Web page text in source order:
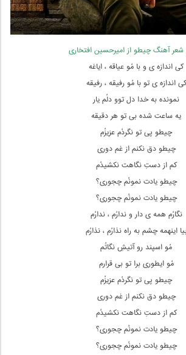
آهنگ چیطو از امیرحسین افتخاری
کی اندازه ی و با مُو عیاقه ، ایاغه
کی اندازه ی تو با مُو رفیقه ، رفیقه
نمونده به خدا دل توو دلُم یار
یه ساعت شده بی تو هر دقیقه
چیطو پی تو نگردُم عزیزُم
چیطو دق نکنم از غم دوری
کم از دستِ نگاهت نکشیدُم
چیطو یادت نمونُم چجوری؟
چیطو یادت نمونُم چجوری؟
نگارُم همه ی دار و ندارُم ، ندارُم
اینهمه چشم به راه نذارُم ، نذارُم
مُو اسپند رو آتیشِ نگاتُم
مُو ایطوری برا تو بی قرارم
چیطو پی تو نگردُم عزیزُم
چیطو دق نکنم از غم دوری
کم از دستِ نگاهت نکشیدُم
چیطو یادت نمونُم چجوری؟
چیطو یادت نمونُم چجوری؟